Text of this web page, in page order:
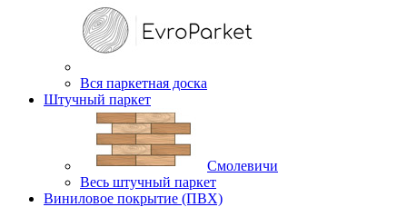
Вся паркетная доска
Штучный паркет
Смолевичи
Весь штучный паркет
Виниловое покрытие (ПВХ)